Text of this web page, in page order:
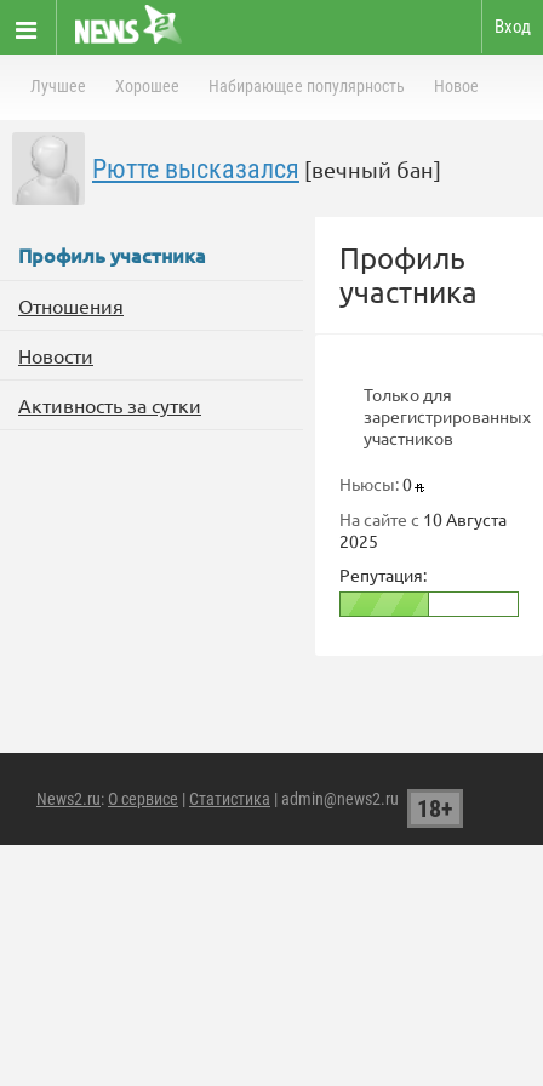
Вход
Лучшее Хорошее Набирающее популярность Новое
Рютте высказался [вечный бан]
Профиль участника
Отношения
Новости
Активность за сутки
Профиль
участника
Только для
зарегистрированных
участников
Ньюсы:0
На сайте с 10 Августа
2025
Репутация:
News2.ru: О сервисе | Статистика | admin@news2.ru 18+